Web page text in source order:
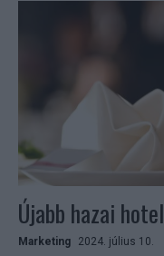
Újabb hazai
Marketing 2024. július 10.